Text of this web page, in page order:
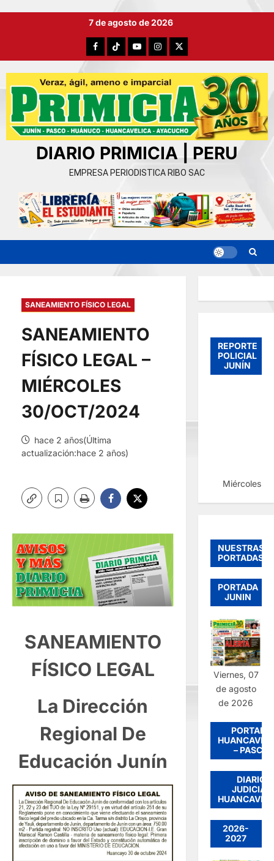
7 de agosto de 2026
FacebookTikTokYouTubeInstagram
X
DIARIO PRIMICIA | PERU
EMPRESA PERIODISTICA RIBO SAC
SANEAMIENTO FÍSICO LEGAL
SANEAMIENTO
FÍSICO LEGAL –
MIÉRCOLES
30/OCT/2024
hace 2 años(Última
actualización:hace 2 años)
SANEAMIENTO
FÍSICO LEGAL
La Dirección
Regional De
Educación Junín
REPORTE
POLICIAL
JUNÍN
Miércoles,
NUESTRAS
PORTADAS
PORTADA
JUNIN
Viernes, 07
de agosto
de 2026
PORTADA
– PASCO
DIARIO
JUDICIAL
2026-
2027